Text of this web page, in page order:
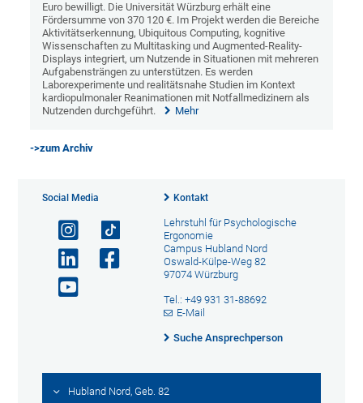
Euro bewilligt. Die Universität Würzburg erhält eine
Fördersumme von 370 120 €. Im Projekt werden die Bereiche
Aktivitätserkennung, Ubiquitous Computing, kognitive
Wissenschaften zu Multitasking und Augmented-Reality-
Displays integriert, um Nutzende in Situationen mit mehreren
Aufgabensträngen zu unterstützen. Es werden
Laborexperimente und realitätsnahe Studien im Kontext
kardiopulmonaler Reanimationen mit Notfallmedizinern als
Nutzenden durchgeführt.
Mehr
->zum Archiv
Social Media Kontakt
Lehrstuhl für Psychologische
Ergonomie
Campus Hubland Nord
Oswald-Külpe-Weg 82
97074 Würzburg
Tel.: +49 931 31-88692
E-Mail
Suche Ansprechperson
Hubland Nord, Geb. 82